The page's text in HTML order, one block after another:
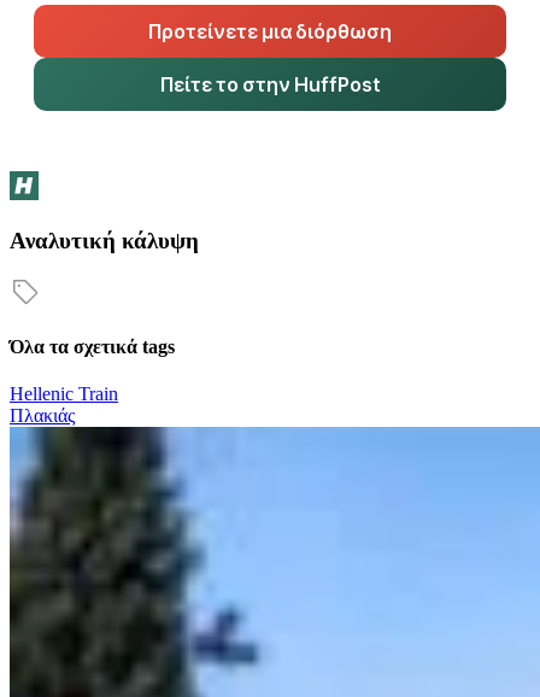
Προτείνετε μια διόρθωση
Πείτε το στην HuffPost
Αναλυτική κάλυψη
Όλα τα σχετικά tags
Hellenic Train
Πλακιάς